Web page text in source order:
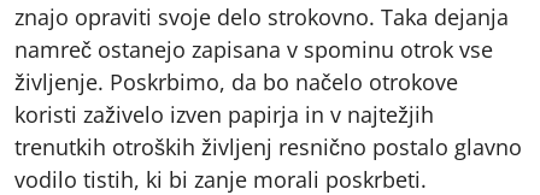
znajo opraviti svoje delo strokovno. Taka dejanja
namreč ostanejo zapisana v spominu otrok vse
življenje. Poskrbimo, da bo načelo otrokove
koristi zaživelo izven papirja in v najtežjih
trenutkih otroških življenj resnično postalo glavno
vodilo tistih, ki bi zanje morali poskrbeti.